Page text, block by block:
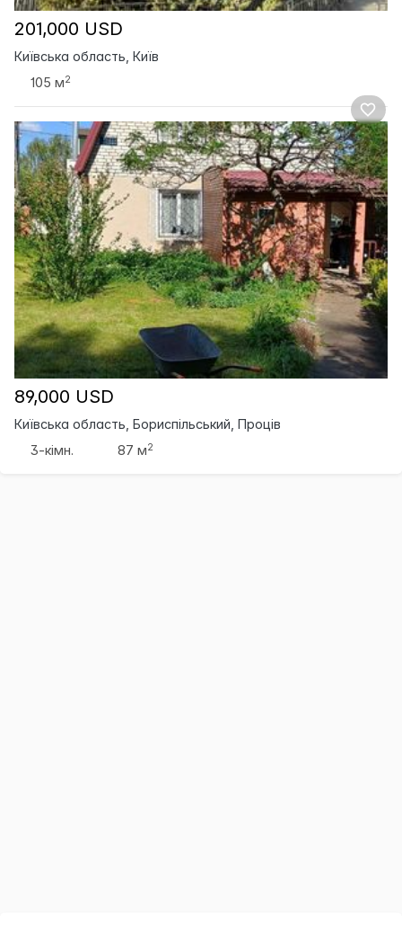
201,000 USD
Київська область, Київ
105 м2
89,000 USD
Київська область, Бориспільський, Проців
3-кімн.
87 м2